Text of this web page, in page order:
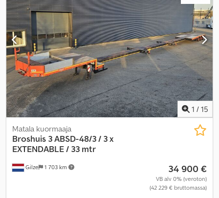
1 / 15
Gilze 1 703 km
Matala kuormaaja
Broshuis 3 ABSD-48/3 / 3 x
EXTENDABLE / 33 mtr
34 900 €
VB alv 0% (veroton)
(42 229 € bruttomassa)